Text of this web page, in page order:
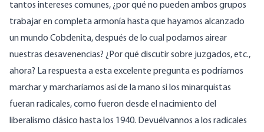
tantos intereses comunes, ¿por qué no pueden ambos grupos
trabajar en completa armonía hasta que hayamos alcanzado
un mundo Cobdenita, después de lo cual podamos airear
nuestras desavenencias? ¿Por qué discutir sobre juzgados, etc.,
ahora? La respuesta a esta excelente pregunta es podríamos
marchar y marcharíamos así de la mano si los minarquistas
fueran radicales, como fueron desde el nacimiento del
liberalismo clásico hasta los 1940. Devuélvannos a los radicales